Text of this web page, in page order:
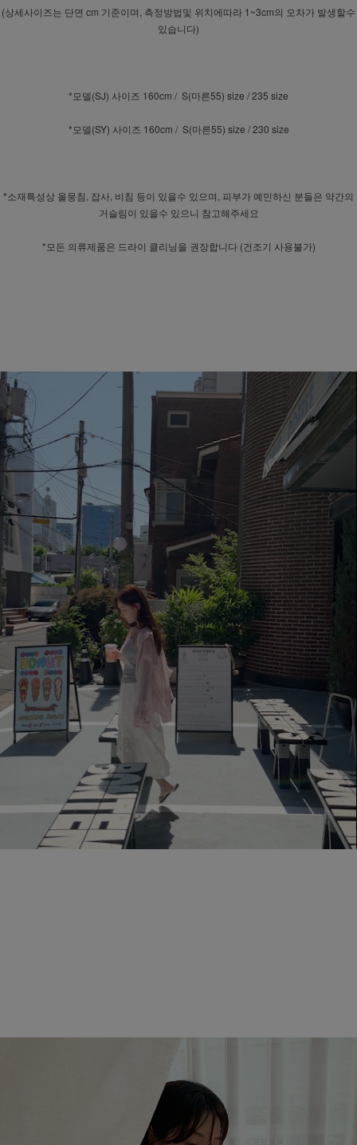
(상세사이즈는 단면 cm 기준이며, 측정방법및 위치에따라 1~3cm의 오차가 발생할수
있습니다)
*모델(SJ) 사이즈 160cm / S(마른55) size / 235 size
*모델(SY) 사이즈 160cm / S(마른55) size / 230 size
*소재특성상 올뭉침, 잡사, 비침 등이 있을수 있으며, 피부가 예민하신 분들은 약간의
거슬림이 있을수 있으니 참고해주세요
*모든 의류제품은 드라이 클리닝을 권장합니다 (건조기 사용불가)